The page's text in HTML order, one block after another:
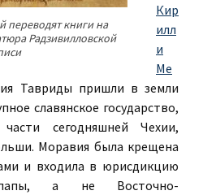
переводят книги на
Радзивилловской
Кир
илл
и
Ме
Тавриды пришли в земли
славянское государство,
сегодняшней Чехии,
Моравия была крещена
и входила в юрисдикцию
папы, а не Восточно-